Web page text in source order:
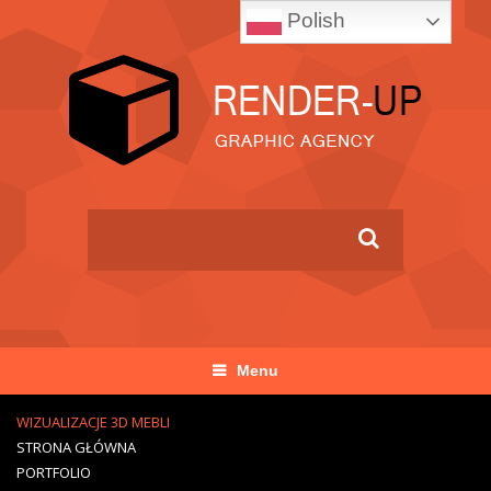
Menu
WIZUALIZACJE 3D MEBLI
STRONA GŁÓWNA
PORTFOLIO
Polish